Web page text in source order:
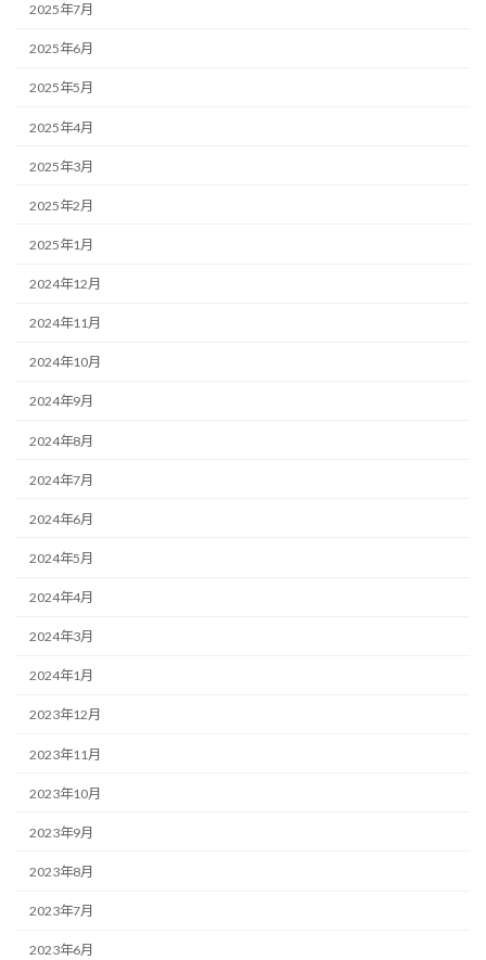
2025年7月
2025年6月
2025年5月
2025年4月
2025年3月
2025年2月
2025年1月
2024年12月
2024年11月
2024年10月
2024年9月
2024年8月
2024年7月
2024年6月
2024年5月
2024年4月
2024年3月
2024年1月
2023年12月
2023年11月
2023年10月
2023年9月
2023年8月
2023年7月
2023年6月